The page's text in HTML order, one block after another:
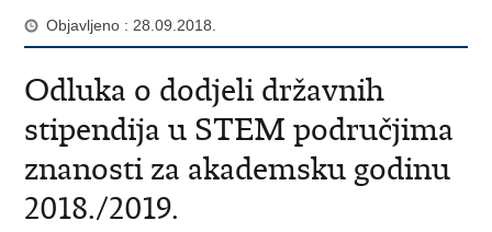
Objavljeno : 28.09.2018.
Odluka o dodjeli državnih
stipendija u STEM područjima
znanosti za akademsku godinu
2018./2019.